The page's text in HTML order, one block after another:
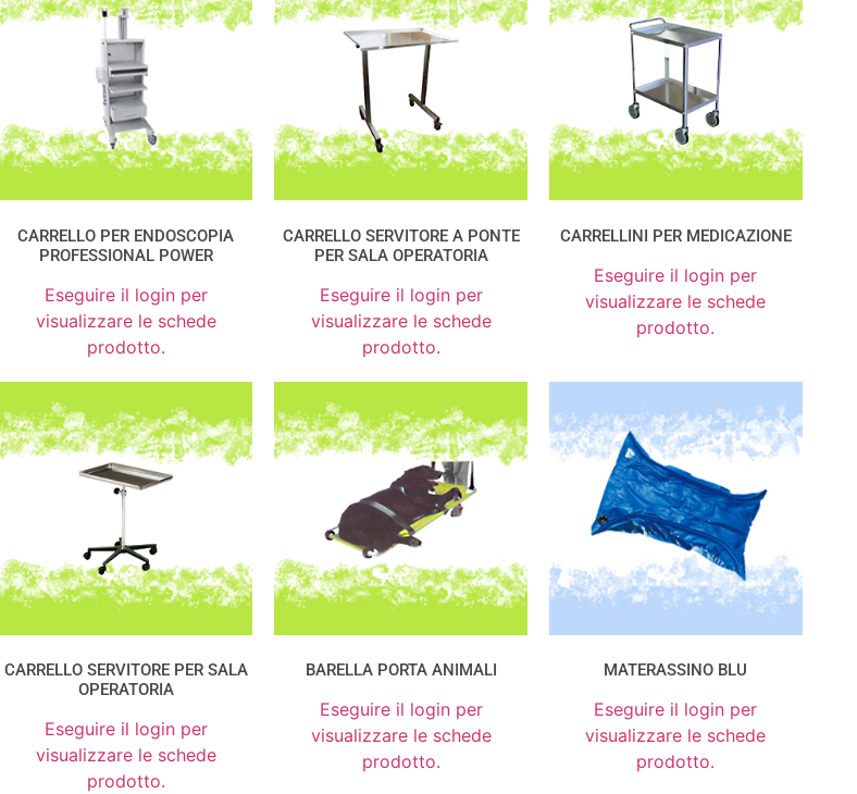
CARRELLO PER ENDOSCOPIA
PROFESSIONAL POWER
Eseguire il login per
visualizzare le schede
prodotto.
CARRELLO SERVITORE A PONTE
PER SALA OPERATORIA
Eseguire il login per
visualizzare le schede
prodotto.
CARRELLINI PER MEDICAZIONE
Eseguire il login per
visualizzare le schede
prodotto.
CARRELLO SERVITORE PER SALA
OPERATORIA
Eseguire il login per
visualizzare le schede
prodotto.
BARELLA PORTA ANIMALI
Eseguire il login per
visualizzare le schede
prodotto.
MATERASSINO BLU
Eseguire il login per
visualizzare le schede
prodotto.